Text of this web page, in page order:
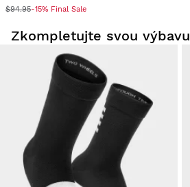
$94.95-15% Final Sale
Zkompletujte svou výbavu